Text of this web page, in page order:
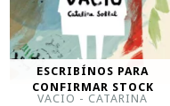
ESCRIBÍNOS PARA
CONFIRMAR STOCK
VACIO - CATARINA